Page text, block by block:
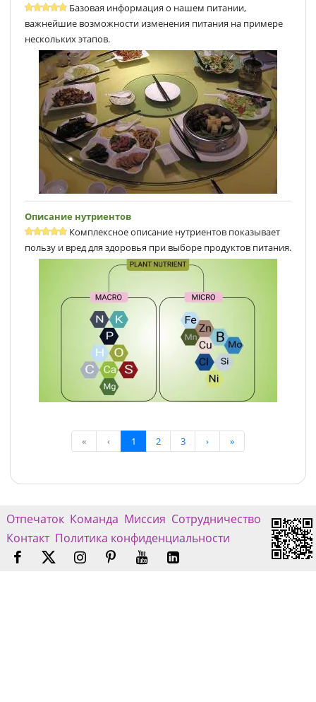
Базовая информация о нашем питании,
важнейшие возможности изменения питания на примере
нескольких этапов.
Описание нутриентов
Комплексное описание нутриентов показывает
пользу и вред для здоровья при выборе продуктов питания.
« ‹ 1 2 3 › »
Отпечаток Команда Миссия Сотрудничество
Контакт Политика конфиденциальности